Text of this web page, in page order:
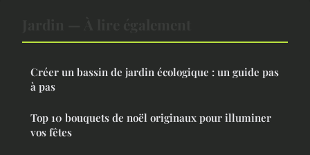
Créer un bassin de jardin écologique : un guide pas
à pas
Top 10 bouquets de noël originaux pour illuminer
vos fêtes